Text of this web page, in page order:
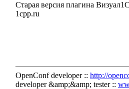
Старая версия плагина
1cpp.ru
OpenConf developer :: http://
developer &amp;&amp; tester ::